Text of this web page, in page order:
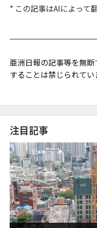
* この記事はAIによって
亜洲日報の記事等を無
することは禁じられてい
注目記事